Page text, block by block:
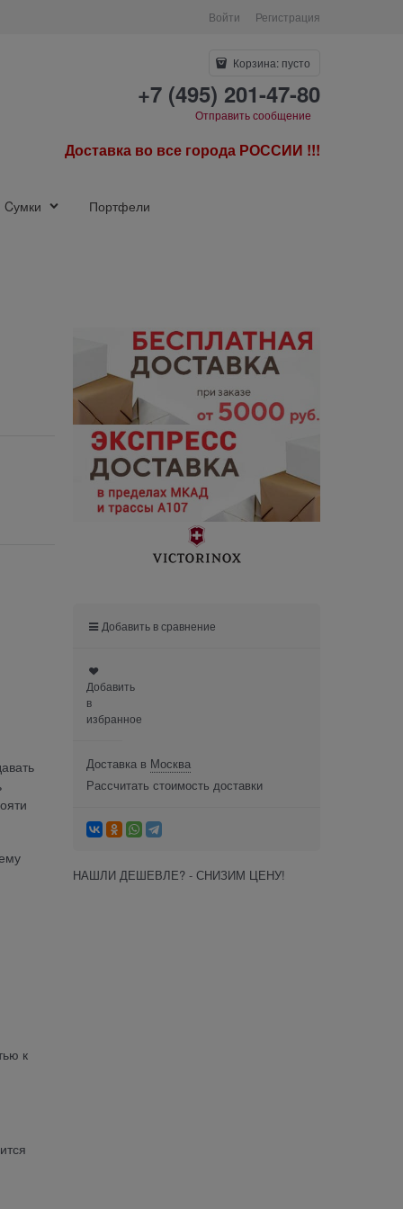
Войти Регистрация
Корзина: пусто
+7 (495) 201-47-80
Отправить сообщение
Доставка во все города РОССИИ !!!
Cумки Портфели
к
Добавить в сравнение
Добавить
в
избранное
Доставка в Москва
Рассчитать стоимость доставки
НАШЛИ ДЕШЕВЛЕ? - СНИЗИМ ЦЕНУ!